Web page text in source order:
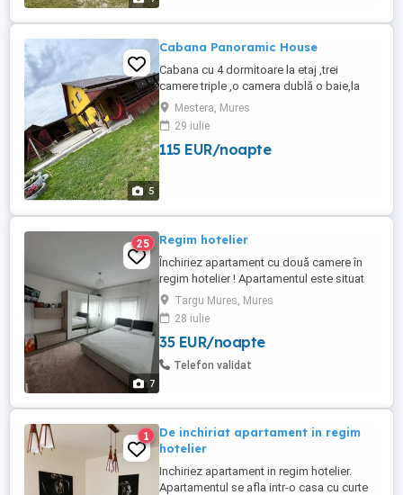
5
Cabana Panoramic House
Cabana cu 4 dormitoare la etaj ,trei
camere triple ,o camera dublă o baie,la
parter pun living spațios cu doua
canapele ,o bucătărie complet utilată
,baie,televiziune și internet.O curte închisă
foarte mare,parcare,grătar ,ceaun ,spatiu
Mestera, Mures
29 iulie
115 EUR/noapte
7
25 Regim hotelier
Închiriez apartament cu două camere în
regim hotelier ! Apartamentul este situat
pe strada Parangului în cartierul Dambu !
Apartamentul e intr-un bloc nou ! Într-o
zona liniștită ! Este situat la parter ! Acces
pt persoanele cu dizabilități Dotări:
Mașină de spălat haine Mașina de spălat
Targu Mures, Mures
28 iulie
35 EUR/noapte
Telefon validat
1
De inchiriat apartament in regim
hotelier
Inchiriez apartament in regim hotelier.
Apartamentul se afla intr-o casa cu curte